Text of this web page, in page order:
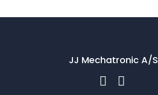
JJ Mechatronic A/S